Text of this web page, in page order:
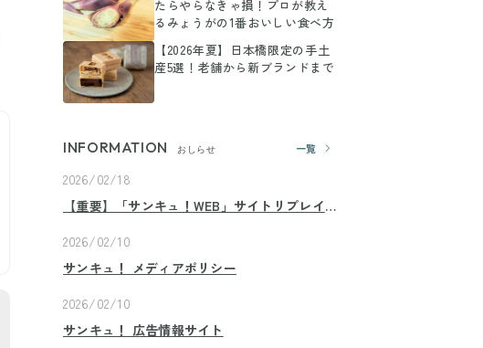
たらやらなきゃ損！プロが教え
るみょうがの1番おいしい食べ方
【2026年夏】日本橋限定の手土
産5選！老舗から新ブランドまで
INFORMATION おしらせ 一覧
2026/02/18
【重要】「サンキュ！WEB」サイトリプレイ
2026/02/10
サンキュ！ メディアポリシー
2026/02/10
サンキュ！ 広告情報サイト